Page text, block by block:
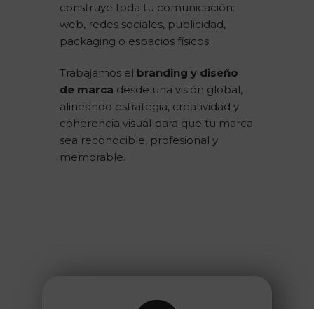
construye toda tu comunicación:
web, redes sociales, publicidad,
packaging o espacios físicos.
Trabajamos el branding y diseño
de marca desde una visión global,
alineando estrategia, creatividad y
coherencia visual para que tu marca
sea reconocible, profesional y
memorable.